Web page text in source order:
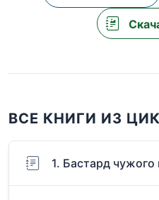
ВСЕ КНИГИ ИЗ
1. Бастард чужого